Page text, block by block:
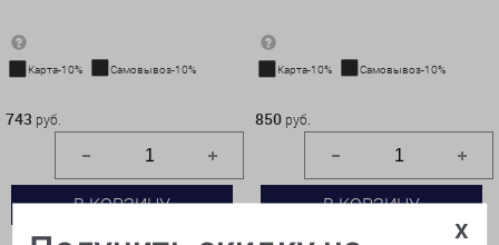
Карта-10% Самовывоз-10%
743 руб.
В КОРЗИНУ
Карта-10% Самовывоз-10%
850 руб.
В КОРЗИНУ
x